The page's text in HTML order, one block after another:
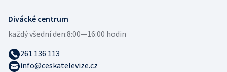
Divácké centrum
každý všední den:8:00—16:00 hodin
261 136 113
info@ceskatelevize.cz